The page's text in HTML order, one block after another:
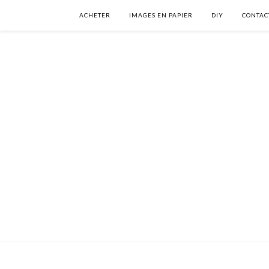
ACHETER IMAGES EN PAPIER DIY